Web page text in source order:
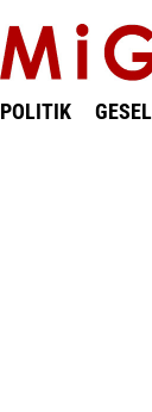
POLITIK